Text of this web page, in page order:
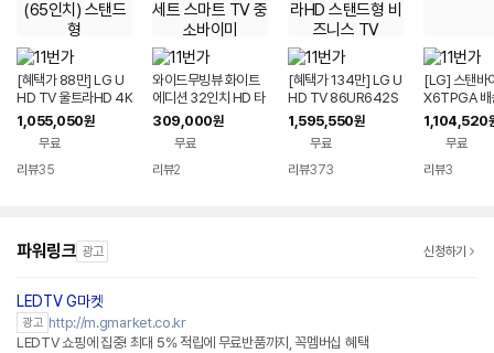
[혜택가 88만] LG U
HD TV 울트라HD 4K
65UA7500ENA 16
3cm(65인치) 스탠드
1,055,050원
무료
리뷰35
와이드무빙뷰 화이트
에디션 32인치 HD 타
원형 삼탠바이미 이동
식 세트 스마트 TV 중
소바이미
309,000원
무료
리뷰2
[혜택가 134만] LG U
HD TV 86UR642S
0NC 217cm(86인
치) 울트라HD 스탠드
형 비즈니스 TV
1,595,550원
무료
리뷰373
[LG] 스탠바
X6TPGA 배
1,104,520
무료
리뷰3
파워링크 광고 신청하기
LEDTV G마켓
광고 http://m.gmarket.co.kr
LEDTV 쇼핑에 집중! 최대 5% 적립에 무료반품까지, 꼭멤버십 혜택